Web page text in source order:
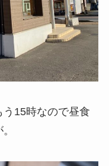
15時なので昼食